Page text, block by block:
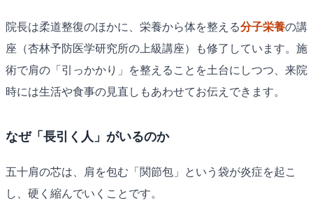
院長は柔道整復のほかに、栄養から体を整える分子栄養の講
座（杏林予防医学研究所の上級講座）も修了しています。施
術で肩の「引っかかり」を整えることを土台にしつつ、来院
時には生活や食事の見直しもあわせてお伝えできます。
なぜ「長引く人」がいるのか
五十肩の芯は、肩を包む「関節包」という袋が炎症を起こ
し、硬く縮んでいくことです。